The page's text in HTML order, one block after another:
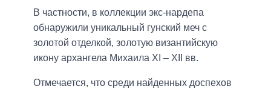
В частности, в коллекции экс-нардепа
обнаружили уникальный гунский меч с
золотой отделкой, золотую византийскую
икону архангела Михаила XI – XII вв.
Отмечается, что среди найденных доспехов